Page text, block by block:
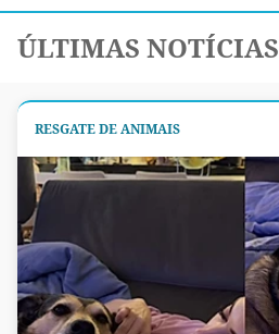
ÚLTIMAS NOTÍCIAS
RESGATE DE ANIMAIS